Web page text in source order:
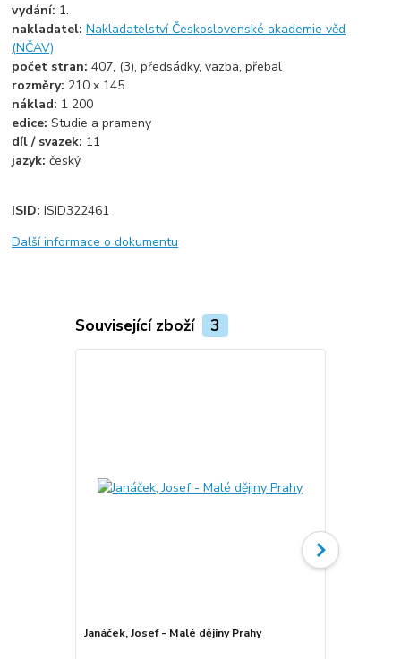
vydání: 1.
nakladatel:Nakladatelství Československé akademie věd
(NČAV)
počet stran:407, (3), předsádky, vazba, přebal
rozměry: 210 x 145
náklad: 1 200
edice:Studie a prameny
díl / svazek: 11
jazyk:český
ISID:ISID322461
Další informace o dokumentu
Související zboží 3
Janáček, Josef - Malé dějiny Prahy